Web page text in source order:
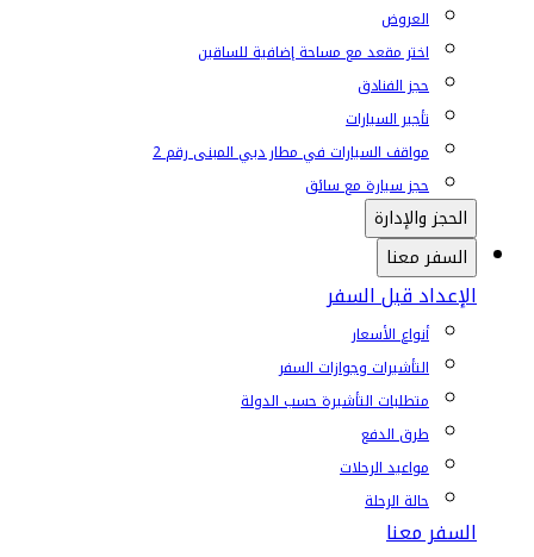
العروض
اختر مقعد مع مساحة إضافية للساقين
حجز الفنادق
تأجير السيارات
مواقف السيارات في مطار دبي المبنى رقم 2
حجز سيارة مع سائق
الحجز والإدارة
السفر معنا
الإعداد قبل السفر
أنواع الأسعار
التأشيرات وجوازات السفر
متطلبات التأشيرة حسب الدولة
طرق الدفع
مواعيد الرحلات
حالة الرحلة
السفر معنا